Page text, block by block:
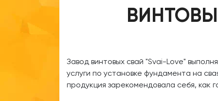
​Завод винтовых свай "Svai-Love"
услуги по установке фундамента на
продукция зарекомендовала себя,